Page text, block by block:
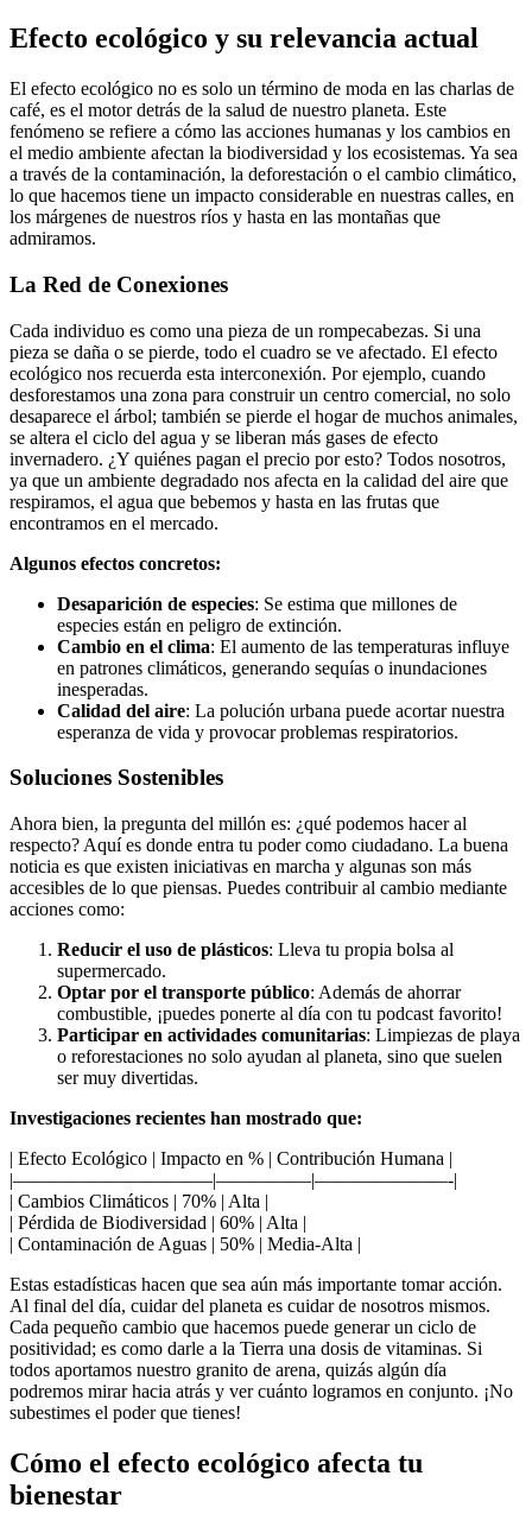
Efecto ecológico y su relevancia actual
El efecto ecológico no es solo un término de moda en las charlas de
café, es el motor detrás de la salud de nuestro planeta. Este
fenómeno se refiere a cómo las acciones humanas y los cambios en
el medio ambiente afectan la biodiversidad y los ecosistemas. Ya sea
a través de la contaminación, la deforestación o el cambio climático,
lo que hacemos tiene un impacto considerable en nuestras calles, en
los márgenes de nuestros ríos y hasta en las montañas que
admiramos.
La Red de Conexiones
Cada individuo es como una pieza de un rompecabezas. Si una
pieza se daña o se pierde, todo el cuadro se ve afectado. El efecto
ecológico nos recuerda esta interconexión. Por ejemplo, cuando
desforestamos una zona para construir un centro comercial, no solo
desaparece el árbol; también se pierde el hogar de muchos animales,
se altera el ciclo del agua y se liberan más gases de efecto
invernadero. ¿Y quiénes pagan el precio por esto? Todos nosotros,
ya que un ambiente degradado nos afecta en la calidad del aire que
respiramos, el agua que bebemos y hasta en las frutas que
encontramos en el mercado.
Algunos efectos concretos:
Desaparición de especies: Se estima que millones de
especies están en peligro de extinción.
Cambio en el clima: El aumento de las temperaturas influye
en patrones climáticos, generando sequías o inundaciones
inesperadas.
Calidad del aire: La polución urbana puede acortar nuestra
esperanza de vida y provocar problemas respiratorios.
Soluciones Sostenibles
Ahora bien, la pregunta del millón es: ¿qué podemos hacer al
respecto? Aquí es donde entra tu poder como ciudadano. La buena
noticia es que existen iniciativas en marcha y algunas son más
accesibles de lo que piensas. Puedes contribuir al cambio mediante
acciones como:
Reducir el uso de plásticos: Lleva tu propia bolsa al
supermercado.
Optar por el transporte público: Además de ahorrar
combustible, ¡puedes ponerte al día con tu podcast favorito!
Participar en actividades comunitarias: Limpiezas de playa
o reforestaciones no solo ayudan al planeta, sino que suelen
ser muy divertidas.
Investigaciones recientes han mostrado que:
| Efecto Ecológico | Impacto en % | Contribución Humana |
|——————————–|—————|———————-|
| Cambios Climáticos | 70% | Alta |
| Pérdida de Biodiversidad | 60% | Alta |
| Contaminación de Aguas | 50% | Media-Alta |
Estas estadísticas hacen que sea aún más importante tomar acción.
Al final del día, cuidar del planeta es cuidar de nosotros mismos.
Cada pequeño cambio que hacemos puede generar un ciclo de
positividad; es como darle a la Tierra una dosis de vitaminas. Si
todos aportamos nuestro granito de arena, quizás algún día
podremos mirar hacia atrás y ver cuánto logramos en conjunto. ¡No
subestimes el poder que tienes!
Cómo el efecto ecológico afecta tu
bienestar